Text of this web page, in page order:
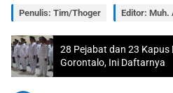
Penulis: Tim/Thoger Editor:
28 Pejabat dan 23 Kapus
Gorontalo, Ini Daftarnya